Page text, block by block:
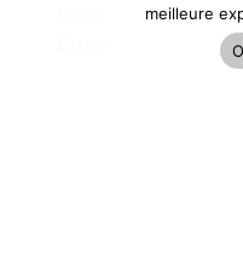
meilleure